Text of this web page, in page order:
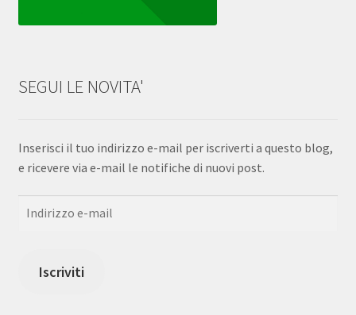
SEGUI LE NOVITA'
Inserisci il tuo indirizzo e-mail per iscriverti a questo blog,
e ricevere via e-mail le notifiche di nuovi post.
Iscriviti